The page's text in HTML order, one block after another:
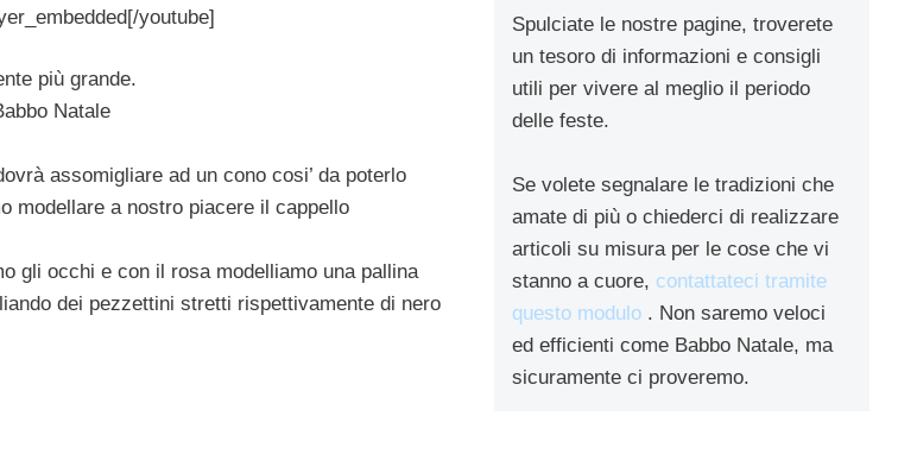
youtube]
più grande.
Natale
assomigliare ad un cono cosi’ da poterlo
modellare a nostro piacere il cappello
gli occhi e con il rosa modelliamo una pallina
dei pezzettini stretti rispettivamente di nero
Spulciate le nostre pagine, troverete
un tesoro di informazioni e consigli
utili per vivere al meglio il periodo
delle feste.
Se volete segnalare le tradizioni che
amate di più o chiederci di realizzare
articoli su misura per le cose che vi
stanno a cuore, contattateci tramite
questo modulo . Non saremo veloci
ed efficienti come Babbo Natale, ma
sicuramente ci proveremo.